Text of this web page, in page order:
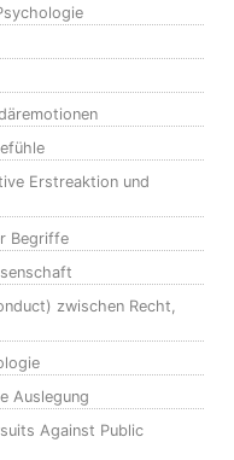
Erstreaktion und
Begriffe
zwischen Recht,
Auslegung
Against Public